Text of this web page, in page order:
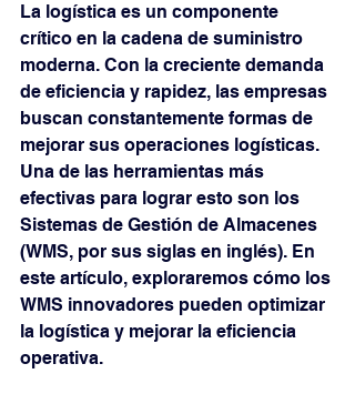
La logística es un componente
crítico en la cadena de suministro
moderna. Con la creciente demanda
de eficiencia y rapidez, las empresas
buscan constantemente formas de
mejorar sus operaciones logísticas.
Una de las herramientas más
efectivas para lograr esto son los
Sistemas de Gestión de Almacenes
(WMS, por sus siglas en inglés). En
este artículo, exploraremos cómo los
WMS innovadores pueden optimizar
la logística y mejorar la eficiencia
operativa.